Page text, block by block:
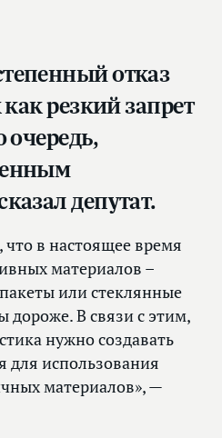
отказ
резкий запрет
очередь,
депутат.
что в настоящее время
материалов –
или стеклянные
дороже. В связи с этим,
нужно создавать
для использования
материалов», —